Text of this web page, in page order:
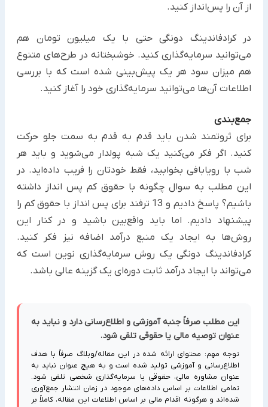
از آن را پس‌انداز کنید.
در کرادفاندینگ دونگی حتی با یک میلیون تومان هم
می‌توانید سرمایه‌گذاری کنید. خوشبختانه در طرح‌های متنوع
هم میزان سود هر یک پیش‌بینی شده است که با بررسی
اطلاعات آن‌ها می‌توانید سرمایه‌گذاری خود را آغاز کنید.
جمع‌بندی
برای ثروتمند شدن باید قدم به قدم به سمت جلو حرکت
کنید. اگر فکر می‌کنید یک شبه پولدار می‌شوید و باید هر
شب با ‏رویابافی بخوابید، فقط خودتان را فریب داده‌اید. در
این مطلب به سوال چگونه با حقوق کم پس انداز داشته
باشیم؟ پاسخ ‏دادیم و 13 ترفند برای پس انداز با حقوق کم را
پیشنهاد دادیم. اما باید واقع‌بین باشید و در کنار این
روش‌ها به ایجاد یک ‏منبع درآمد اضافه نیز فکر کنید.
کرادفاندینگ دونگی یک روش سرمایه‌گذاری نوین است که
می‌تواند با ایجاد درآمد ثابت ‏دوره‌ای یک گزینه عالی باشد.
این مطلب صرفاً جنبه آموزشی و اطلاع‌رسانی دارد و نباید به
عنوان توصیه مالی یا حقوقی تلقی شود.
توجه مهم: محتوای ارائه شده در این مقاله/وبلاگ صرفاً با هدف
اطلاع‌رسانی و آموزشی تولید شده است و به هیچ عنوان نباید به
عنوان مشاوره مالی، حقوقی یا سرمایه‌گذاری شخصی تلقی شود.
تمامی اطلاعات بر اساس داده‌های موجود در زمان انتشار جمع‌آوری
شده‌اند و هرگونه اقدام مالی بر اساس اطلاعات این مقاله، کاملاً بر